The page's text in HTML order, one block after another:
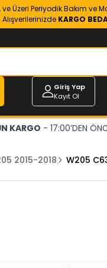
ve Üzeri Periyodik Bakım ve
Alışverilerinizde KARGO
Giriş Yap
Kayıt Ol
KARGO - 17:00’DEN
2015-2018 W205